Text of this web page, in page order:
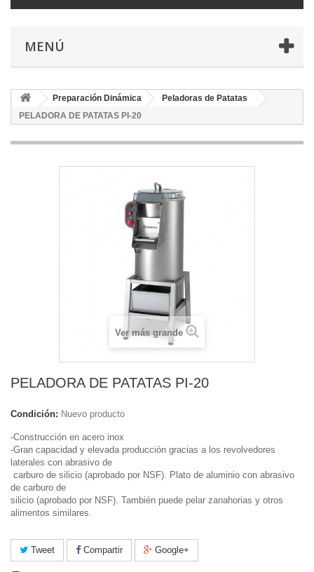
MENÚ
Preparación Dinámica
Peladoras de Patatas
PELADORA DE PATATAS PI-20
Ver más grande
PELADORA DE PATATAS PI-20
Condición: Nuevo producto
-Construcción en acero inox
-Gran capacidad y elevada producción gracias a los revolvedores
laterales con abrasivo de
carburo de silicio (aprobado por NSF). Plato de aluminio con abrasivo
de carburo de
silicio (aprobado por NSF). También puede pelar zanahorias y otros
alimentos similares.
Tweet Compartir Google+